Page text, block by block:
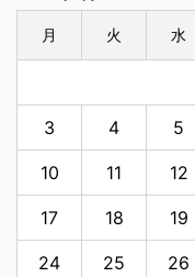
月 火 水
3 4 5
10 11 12
17 18 19
24 25 26